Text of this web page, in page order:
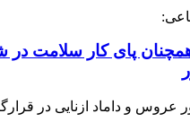
همچنان پای کار سلامت در